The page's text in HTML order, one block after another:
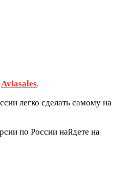
Aviasales.
легко сделать самому на
по России найдете на